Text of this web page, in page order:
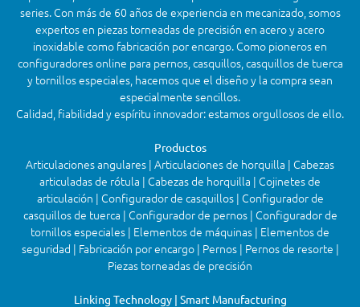
series. Con más de 60 años de experiencia en mecanizado, somos
expertos en piezas torneadas de precisión en acero y acero
inoxidable como fabricación por encargo. Como pioneros en
configuradores online para pernos, casquillos, casquillos de tuerca
y tornillos especiales, hacemos que el diseño y la compra sean
especialmente sencillos.
Calidad, fiabilidad y espíritu innovador: estamos orgullosos de ello.
Productos
Articulaciones angulares | Articulaciones de horquilla | Cabezas
articuladas de rótula | Cabezas de horquilla | Cojinetes de
articulación | Configurador de casquillos | Configurador de
casquillos de tuerca | Configurador de pernos | Configurador de
tornillos especiales | Elementos de máquinas | Elementos de
seguridad | Fabricación por encargo | Pernos | Pernos de resorte |
Piezas torneadas de precisión
Linking Technology | Smart Manufacturing